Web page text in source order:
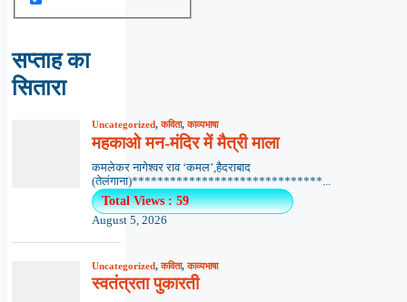
सप्ताह का
सितारा
Uncategorized,कविता,काव्यभाषा
महकाओ मन-मंदिर में मैत्री माला
कमलेकर नागेश्वर राव ‘कमल’,हैदराबाद
(तेलंगाना)******************************...
Total Views : 59
August 5, 2026
Uncategorized,कविता,काव्यभाषा
स्वतंत्रता पुकारती